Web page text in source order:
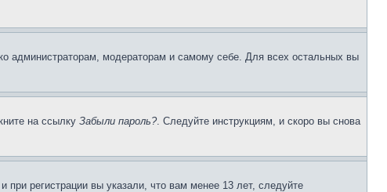
администраторам, модераторам и самому себе. Для всех остальных вы
на ссылку Забыли пароль?. Следуйте инструкциям, и скоро вы снова
регистрации вы указали, что вам менее 13 лет, следуйте